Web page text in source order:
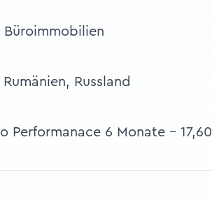
Russland
Performanace 6 Monate - 17,60